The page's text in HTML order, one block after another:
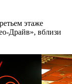
этаже
Драйв», вблизи